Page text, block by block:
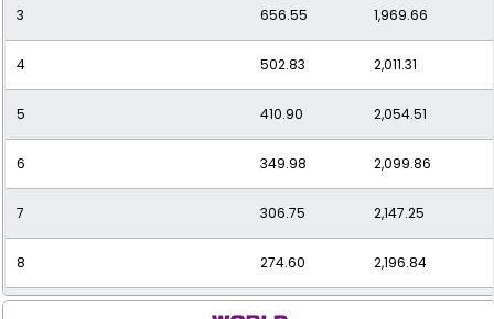
3 656.55 1,969.66
4 502.83 2,011.31
5 410.90 2,054.51
6 349.98 2,099.86
7 306.75 2,147.25
8 274.60 2,196.84
249.86